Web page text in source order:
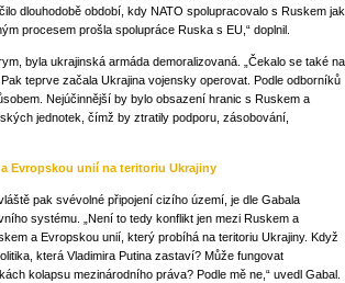
dlouhodobě období, kdy NATO spolupracovalo s Ruskem
procesem prošla spolupráce Ruska s EU,“ doplnil.
byla ukrajinská armáda demoralizovaná. „Čekalo se také na
teprve začala Ukrajina vojensky operovat. Podle odborníků
Nejúčinnější by bylo obsazení hranic s Ruskem a
jednotek, čímž by ztratily podporu, zásobování,
Evropskou unií na teritoriu Ukrajiny
pak svévolné připojení cizího území, je dle Gabala
systému. „Není to tedy konflikt jen mezi Ruskem a
a Evropskou unií, který probíhá na teritoriu Ukrajiny. Když
která Vladimira Putina zastaví? Může fungovat
kolapsu mezinárodního práva? Podle mě ne,“ uvedl Gabal.